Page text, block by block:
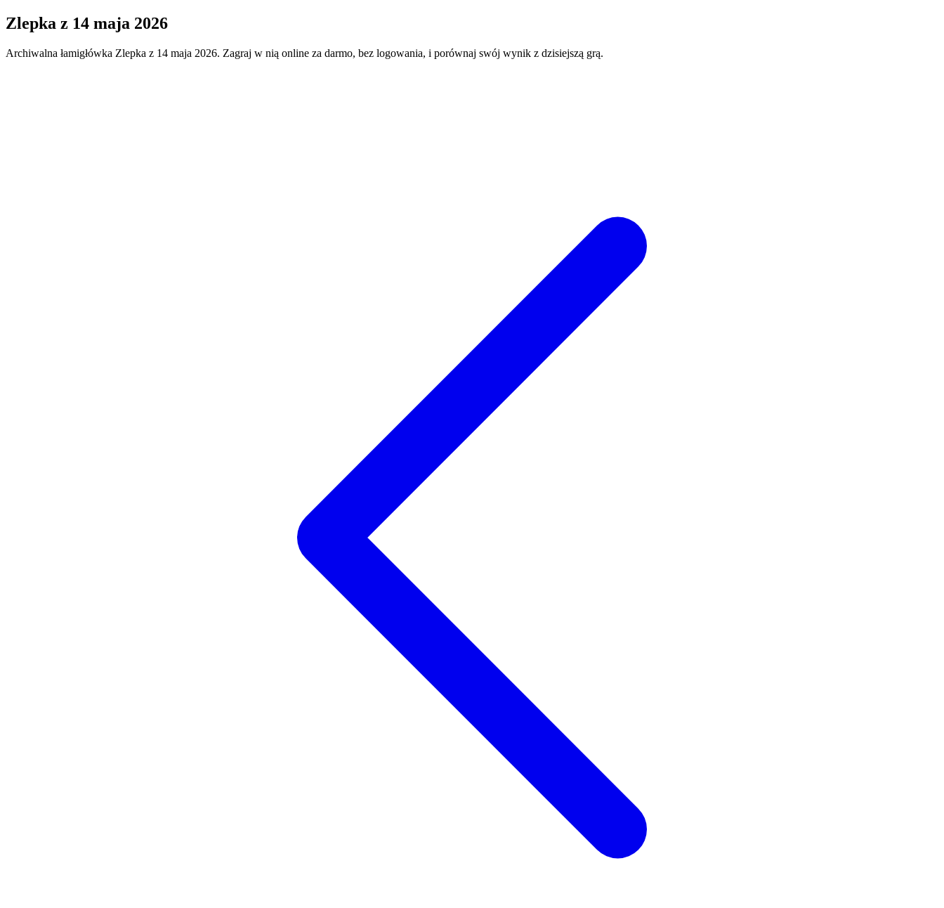
Zlepka z 14 maja 2026
Archiwalna łamigłówka Zlepka z 14 maja 2026. Zagraj w nią online za darmo, bez logowania, i porównaj swój wynik z dzisiejszą grą.